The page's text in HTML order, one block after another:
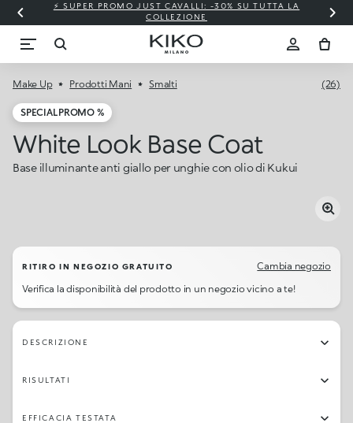
⚡ SUPER PROMO JUST CAVALLI: -30% SU TUTTA LA
COLLEZIONE
Make Up Prodotti Mani Smalti (26)
SPECIAL PROMO %
White Look Base Coat
Base illuminante anti giallo per unghie con olio di Kukui
RITIRO IN NEGOZIO GRATUITO
Cambia negozio
Verifica la disponibilità del prodotto in un negozio vicino a te!
DESCRIZIONE
RISULTATI
EFFICACIA TESTATA